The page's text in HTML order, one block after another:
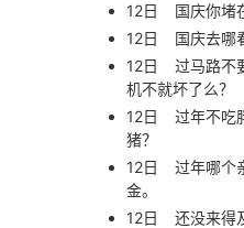
12日
国庆你堵
12日
国庆去哪
12日
过马路不
机不就坏了么？
12日
过年不吃
猪？
12日
过年哪个
金。
12日
还没来得